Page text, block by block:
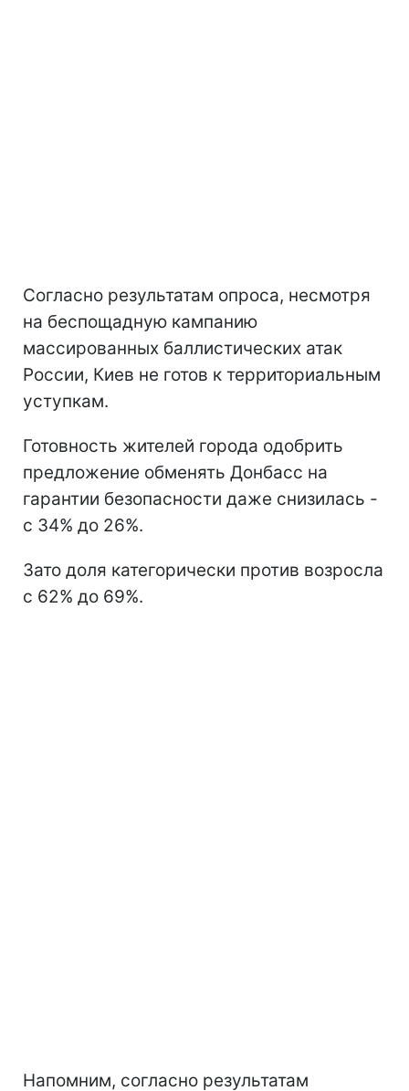
Согласно результатам опроса, несмотря
на беспощадную кампанию
массированных баллистических атак
России, Киев не готов к территориальным
уступкам.
Готовность жителей города одобрить
предложение обменять Донбасс на
гарантии безопасности даже снизилась -
с 34% до 26%.
Зато доля категорически против возросла
с 62% до 69%.
Напомним, согласно результатам